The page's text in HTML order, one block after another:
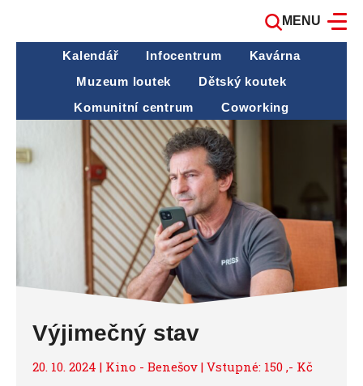
MENU
Kalendář Infocentrum
Kavárna
Muzeum loutek
Dětský koutek
Komunitní centrum
Coworking
Výjimečný stav
20. 10. 2024 | Kino - Benešov | Vstupné: 150 ,- Kč